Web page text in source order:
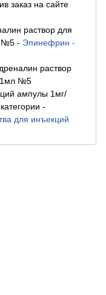
заказ на сайте
раствор для
№5 - Эпинефрин -
раствор
1мл №5
ампулы 1мг/
-
для инъекций